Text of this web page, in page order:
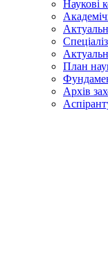
Наукові
План
Архів